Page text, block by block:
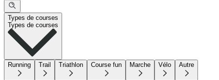
Types de courses
Types de courses
Running Trail Triathlon Course fun Marche Vélo Autre